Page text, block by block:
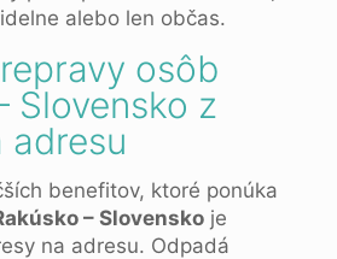
alebo len občas.
osôb
Slovensko z
adresu
benefitov, ktoré ponúka
– Slovenskoje
na adresu. Odpadá